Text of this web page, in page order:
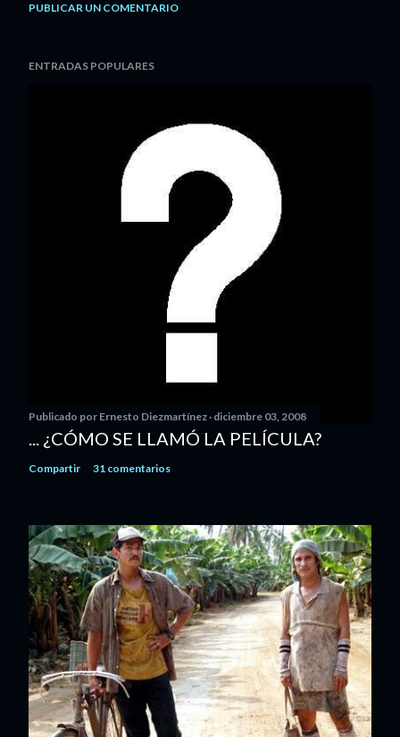
PUBLICAR UN COMENTARIO
ENTRADAS POPULARES
Publicado por Ernesto Diezmartínez diciembre 03, 2008
... ¿CÓMO SE LLAMÓ LA PELÍCULA?
Compartir 31 comentarios